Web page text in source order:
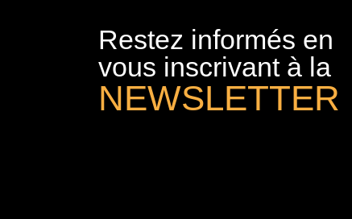
Restez informés en
vous inscrivant à la
NEWSLETTER